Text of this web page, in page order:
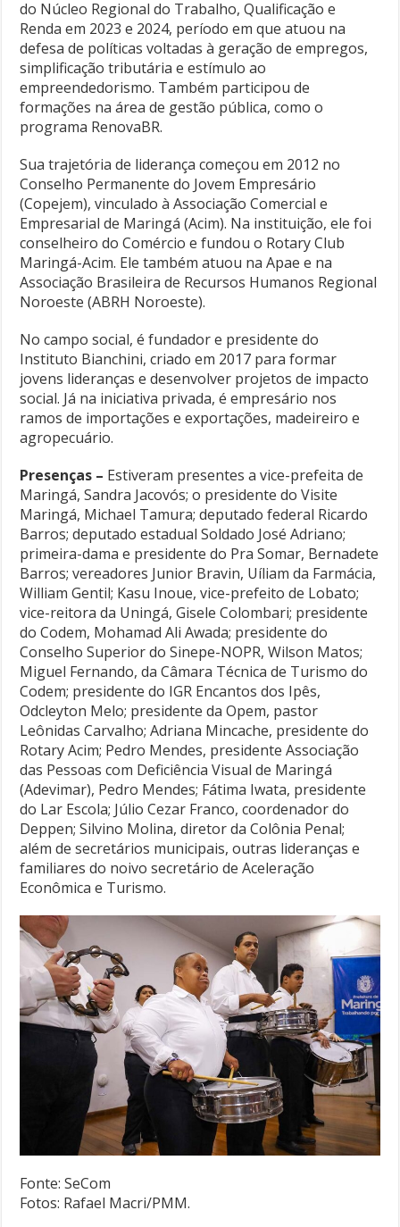
do Núcleo Regional do Trabalho, Qualificação e
Renda em 2023 e 2024, período em que atuou na
defesa de políticas voltadas à geração de empregos,
simplificação tributária e estímulo ao
empreendedorismo. Também participou de
formações na área de gestão pública, como o
programa RenovaBR.
Sua trajetória de liderança começou em 2012 no
Conselho Permanente do Jovem Empresário
(Copejem), vinculado à Associação Comercial e
Empresarial de Maringá (Acim). Na instituição, ele foi
conselheiro do Comércio e fundou o Rotary Club
Maringá-Acim. Ele também atuou na Apae e na
Associação Brasileira de Recursos Humanos Regional
Noroeste (ABRH Noroeste).
No campo social, é fundador e presidente do
Instituto Bianchini, criado em 2017 para formar
jovens lideranças e desenvolver projetos de impacto
social. Já na iniciativa privada, é empresário nos
ramos de importações e exportações, madeireiro e
agropecuário.
Presenças – Estiveram presentes a vice-prefeita de
Maringá, Sandra Jacovós; o presidente do Visite
Maringá, Michael Tamura; deputado federal Ricardo
Barros; deputado estadual Soldado José Adriano;
primeira-dama e presidente do Pra Somar, Bernadete
Barros; vereadores Junior Bravin, Uíliam da Farmácia,
William Gentil; Kasu Inoue, vice-prefeito de Lobato;
vice-reitora da Uningá, Gisele Colombari; presidente
do Codem, Mohamad Ali Awada; presidente do
Conselho Superior do Sinepe-NOPR, Wilson Matos;
Miguel Fernando, da Câmara Técnica de Turismo do
Codem; presidente do IGR Encantos dos Ipês,
Odcleyton Melo; presidente da Opem, pastor
Leônidas Carvalho; Adriana Mincache, presidente do
Rotary Acim; Pedro Mendes, presidente Associação
das Pessoas com Deficiência Visual de Maringá
(Adevimar), Pedro Mendes; Fátima Iwata, presidente
do Lar Escola; Júlio Cezar Franco, coordenador do
Deppen; Silvino Molina, diretor da Colônia Penal;
além de secretários municipais, outras lideranças e
familiares do noivo secretário de Aceleração
Econômica e Turismo.
Fonte: SeCom
Fotos: Rafael Macri/PMM.